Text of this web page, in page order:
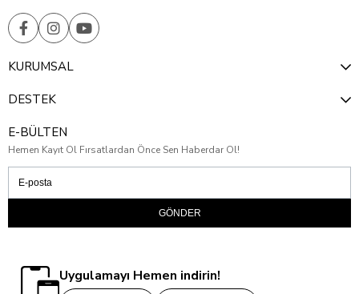
KURUMSAL
DESTEK
E-BÜLTEN
Hemen Kayıt Ol Fırsatlardan Önce Sen Haberdar Ol!
GÖNDER
Uygulamayı Hemen indirin!